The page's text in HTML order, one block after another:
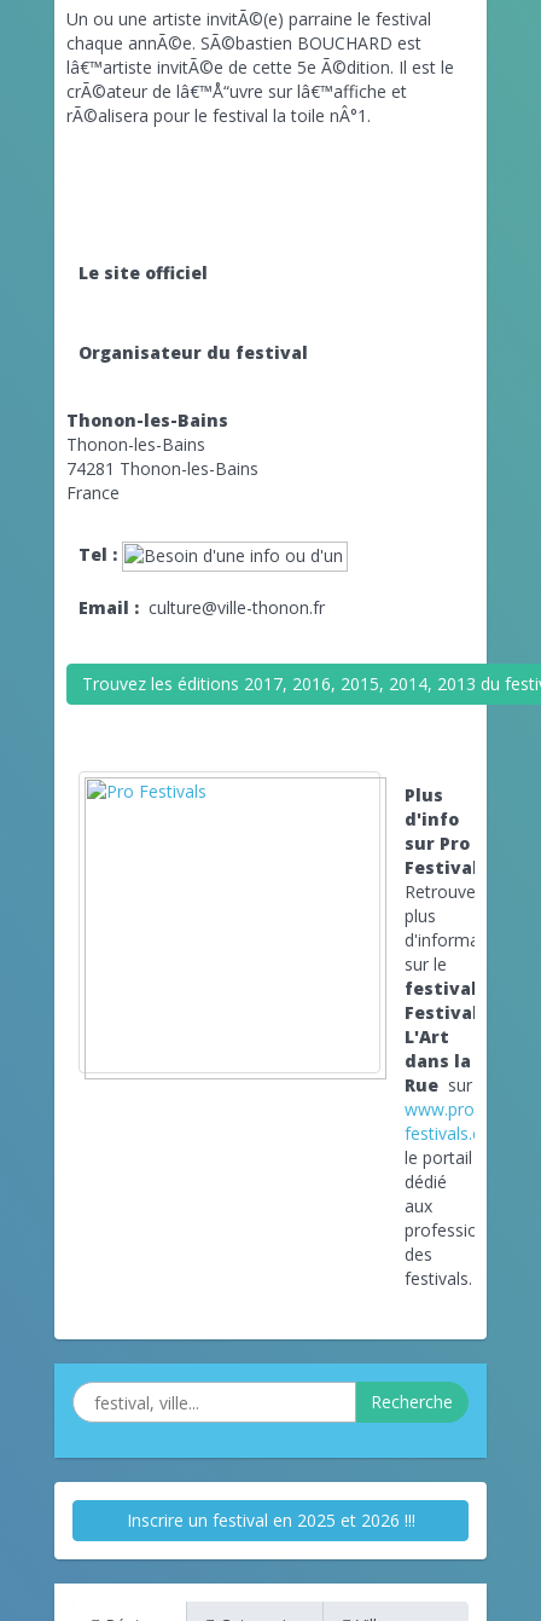
Un ou une artiste invitÃ©(e) parraine le festival
chaque annÃ©e. SÃ©bastien BOUCHARD est
lâ€™artiste invitÃ©e de cette 5e Ã©dition. Il est le
crÃ©ateur de lâ€™Å“uvre sur lâ€™affiche et
rÃ©alisera pour le festival la toile nÂ°1.
Le site officiel
Organisateur du festival
Thonon-les-Bains
Thonon-les-Bains
74281 Thonon-les-Bains
France
Tel :
Email : culture@ville-thonon.fr
Trouvez les éditions 2017, 2016, 2015, 2014, 2013 du
Plus
d'info
sur Pro
Festivals
Retrouvez
plus
d'informations
sur le
festival
Festival
L'Art
dans la
Rue sur
www.pro-
festivals.com
le portail
dédié
aux
professionnels
des
festivals.
Recherche
Inscrire un festival en 2025 et 2026 !!!